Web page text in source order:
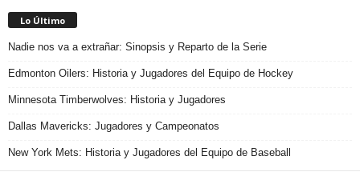
Lo Último
Nadie nos va a extrañar: Sinopsis y Reparto de la Serie
Edmonton Oilers: Historia y Jugadores del Equipo de Hockey
Minnesota Timberwolves: Historia y Jugadores
Dallas Mavericks: Jugadores y Campeonatos
New York Mets: Historia y Jugadores del Equipo de Baseball